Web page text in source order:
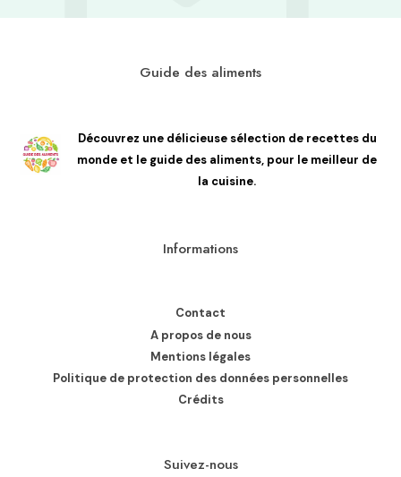
Guide des aliments
Découvrez une délicieuse sélection de recettes du
monde et le guide des aliments, pour le meilleur de
la cuisine.
Informations
Contact
A propos de nous
Mentions légales
Politique de protection des données personnelles
Crédits
Suivez-nous